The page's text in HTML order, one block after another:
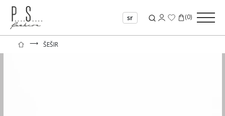
sr (0)
⟶ ŠEŠIR